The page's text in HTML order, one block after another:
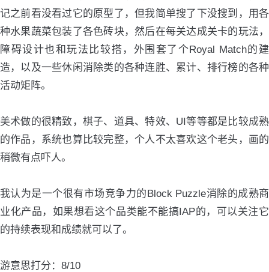
记之前看没看过它的原型了，但我简单搜了下没搜到，用各
种水果蔬菜包装了各色砖块，然后在每关达成关卡的玩法，
障碍设计也和玩法比较搭，外围套了个Royal Match的建
造，以及一些休闲消除类的各种连胜、累计、排行榜的各种
活动矩阵。
美术做的很精致，棋子、道具、特效、UI等等都是比较成熟
的作品，系统也算比较完整，个人不太喜欢这个老头，画的
稍微有点吓人。
我认为是一个很有市场竞争力的Block Puzzle消除的成熟商
业化产品，如果想看这个品类能不能搞IAP的，可以关注它
的持续表现和成绩就可以了。
游意思打分：8/10